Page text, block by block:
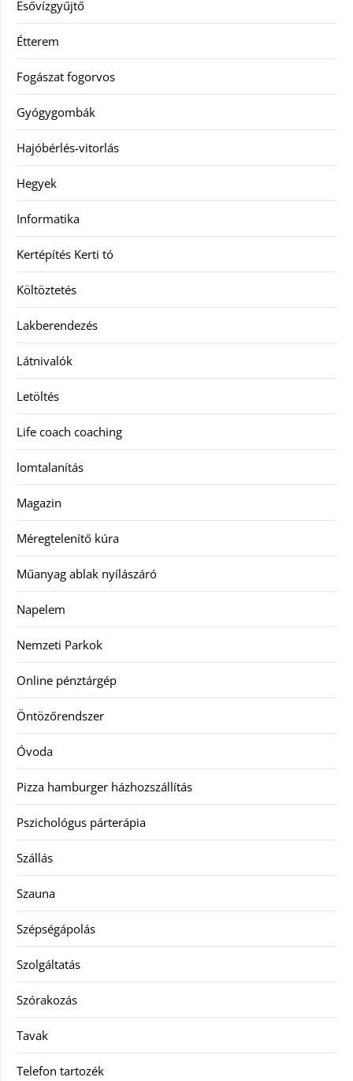
Esővízgyűjtő
Étterem
Fogászat fogorvos
Gyógygombák
Hajóbérlés-vitorlás
Hegyek
Informatika
Kertépítés Kerti tó
Költöztetés
Lakberendezés
Látnivalók
Letöltés
Life coach coaching
lomtalanítás
Magazin
Méregtelenítő kúra
Műanyag ablak nyílászáró
Napelem
Nemzeti Parkok
Online pénztárgép
Öntözőrendszer
Óvoda
Pizza hamburger házhozszállítás
Pszichológus párterápia
Szállás
Szauna
Szépségápolás
Szolgáltatás
Szórakozás
Tavak
Telefon tartozék